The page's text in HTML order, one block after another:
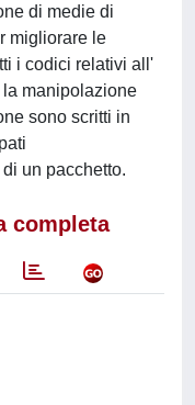
di medie di
migliorare le
i codici relativi all'
manipolazione
sono scritti in
un pacchetto.
completa